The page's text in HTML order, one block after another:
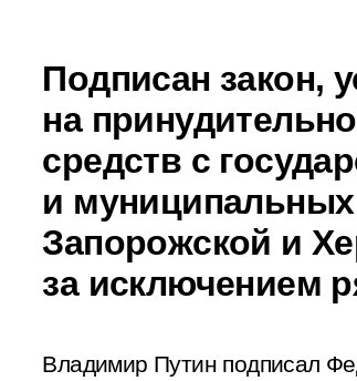
Подписан закон,
на
средств с
и
Запорожской и
за исключением
Владимир Путин подписал